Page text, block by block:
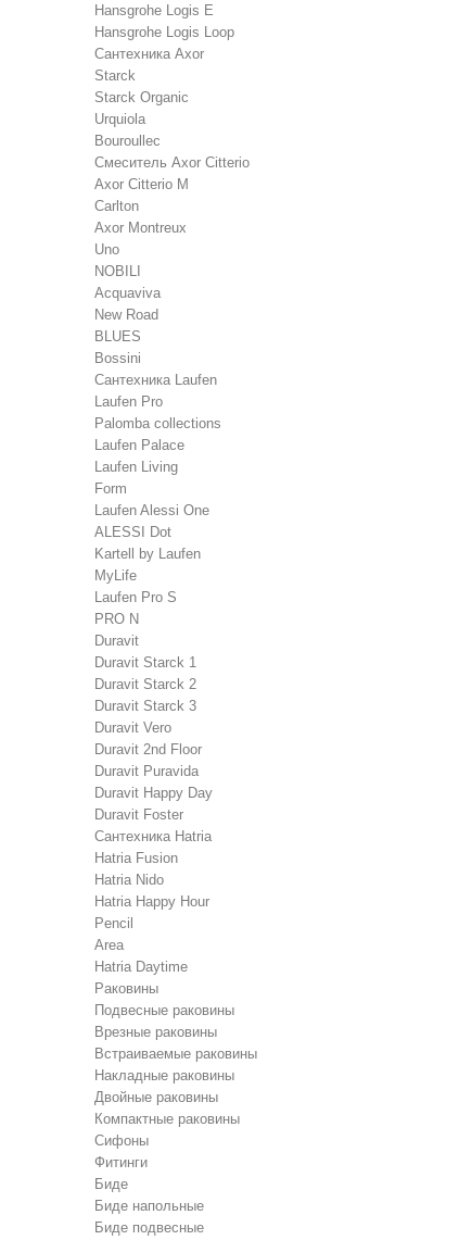
Hansgrohe Logis E
Hansgrohe Logis Loop
Сантехника Axor
Starck
Starck Organic
Urquiola
Bouroullec
Смеситель Axor Citterio
Axor Citterio M
Carlton
Axor Montreux
Uno
NOBILI
Acquaviva
New Road
BLUES
Bossini
Сантехника Laufen
Laufen Pro
Palomba collections
Laufen Palace
Laufen Living
Form
Laufen Alessi One
ALESSI Dot
Kartell by Laufen
MyLife
Laufen Pro S
PRO N
Duravit
Duravit Starck 1
Duravit Starck 2
Duravit Starck 3
Duravit Vero
Duravit 2nd Floor
Duravit Puravida
Duravit Happy Day
Duravit Foster
Сантехника Hatria
Hatria Fusion
Hatria Nido
Hatria Happy Hour
Pencil
Area
Hatria Daytime
Раковины
Подвесные раковины
Врезные раковины
Встраиваемые раковины
Накладные раковины
Двойные раковины
Компактные раковины
Сифоны
Фитинги
Биде
Биде напольные
Биде подвесные